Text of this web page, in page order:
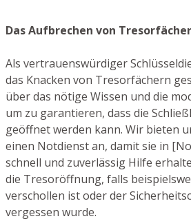
Das Aufbrechen von
Als vertrauenswürdiger
das Knacken von Tresorfächern
über das nötige Wissen und die
um zu garantieren, dass die
geöffnet werden kann. Wir bieten
einen Notdienst an, damit sie in
schnell und zuverlässig Hilfe
die Tresoröffnung, falls
verschollen ist oder der
vergessen wurde.